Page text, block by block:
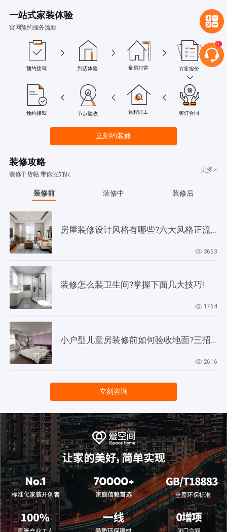
一站式家装体验
官网预约服务流程
预约接驾 到店体验 量房排雷 方案报价
预约接驾 节点验收 远程盯工 签订合同
立刻约装修
装修攻略
装修干货帖 带你涨知识
更多>
装修前 装修中 装修后
房屋装修设计风格有哪些?六大风格正流行!
3653
装修怎么装卫生间?掌握下面几大技巧!
1764
2616
立刻咨询